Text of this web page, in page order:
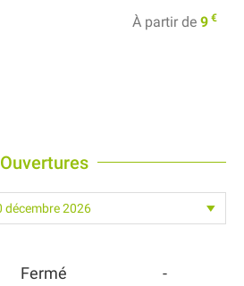
À partir de 9 €
Ouvertures
Fermé -